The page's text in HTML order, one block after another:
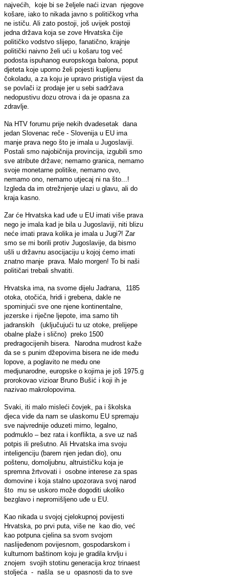
najvećih, koje bi se željele naći izvan njegove
košare, iako to nikada javno s političkog vrha
ne ističu. Ali zato postoji, još uvijek postoji
jedna država koja se zove Hrvatska čije
političko vodstvo slijepo, fanatično, krajnje
politički naivno želi ući u košaru tog već
podosta ispuhanog europskoga balona, poput
djeteta koje uporno želi pojesti kupljenu
čokoladu, a za koju je upravo pristigla vijest da
se povlači iz prodaje jer u sebi sadržava
nedopustivu dozu otrova i da je opasna za
zdravlje.
Na HTV forumu prije nekih dvadesetak dana
jedan Slovenac reče - Slovenija u EU ima
manje prava nego što je imala u Jugoslaviji.
Postali smo najobičnija provincija, izgubili smo
sve atribute države; nemamo granica, nemamo
svoje monetarne politike, nemamo ovo,
nemamo ono, nemamo utjecaj ni na što...!
Izgleda da im otrežnjenje ulazi u glavu, ali do
kraja kasno.
Zar će Hrvatska kad uđe u EU imati više prava
nego je imala kad je bila u Jugoslaviji, niti blizu
neće imati prava kolika je imala u Jugi?! Zar
smo se mi borili protiv Jugoslavije, da bismo
ušli u državnu asocijaciju u kojoj ćemo imati
znatno manje prava. Malo morgen! To bi naši
političari trebali shvatiti.
Hrvatska ima, na svome dijelu Jadrana, 1185
otoka, otočića, hridi i grebena, dakle ne
spominjući sve one njene kontinentalne,
jezerske i riječne ljepote, ima samo tih
jadranskih (uključujući tu uz otoke, prelijepe
obalne plaže i slično) preko 1500
predragocijenih bisera. Narodna mudrost kaže
da se s punim džepovima bisera ne ide među
lopove, a poglavito ne među one
medjunarodne, europske o kojima je još 1975.g
prorokovao vizioar Bruno Bušić i koji ih je
nazivao makrolopovima.
Svaki, iti malo misleći čovjek, pa i školska
djeca vide da nam se ulaskomu EU spremaju
sve najvrednije oduzeti mirno, legalno,
podmuklo – bez rata i konflikta, a sve uz naš
potpis ili prešutno. Ali Hrvatska ima svoju
inteligenciju (barem njen jedan dio), onu
poštenu, domoljubnu, altruističku koja je
spremna žrtvovati i osobne interese za spas
domovine i koja stalno upozorava svoj narod
što mu se uskoro može dogoditi ukoliko
bezglavo i nepromišljeno uđe u EU.
Kao nikada u svojoj cjelokupnoj povijesti
Hrvatska, po prvi puta, više ne kao dio, već
kao potpuna cjelina sa svom svojom
naslijeđenom povijesnom, gospodarskom i
kulturnom baštinom koju je gradila krvlju i
znojem svojih stotinu generacija kroz trinaest
stoljeća - našla se u opasnosti da to sve